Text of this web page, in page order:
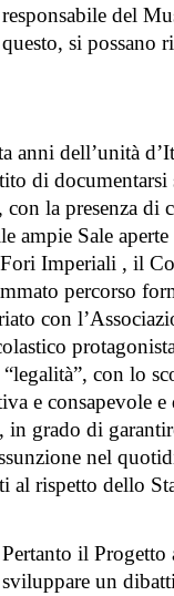
responsabile del
questo, si possano
anni dell’unità
di
la presenza di
ampie Sale
Imperiali , il
percorso
con
con lo
e consapevole e
in grado di
nel
al rispetto dello
Pertanto il
sviluppare un